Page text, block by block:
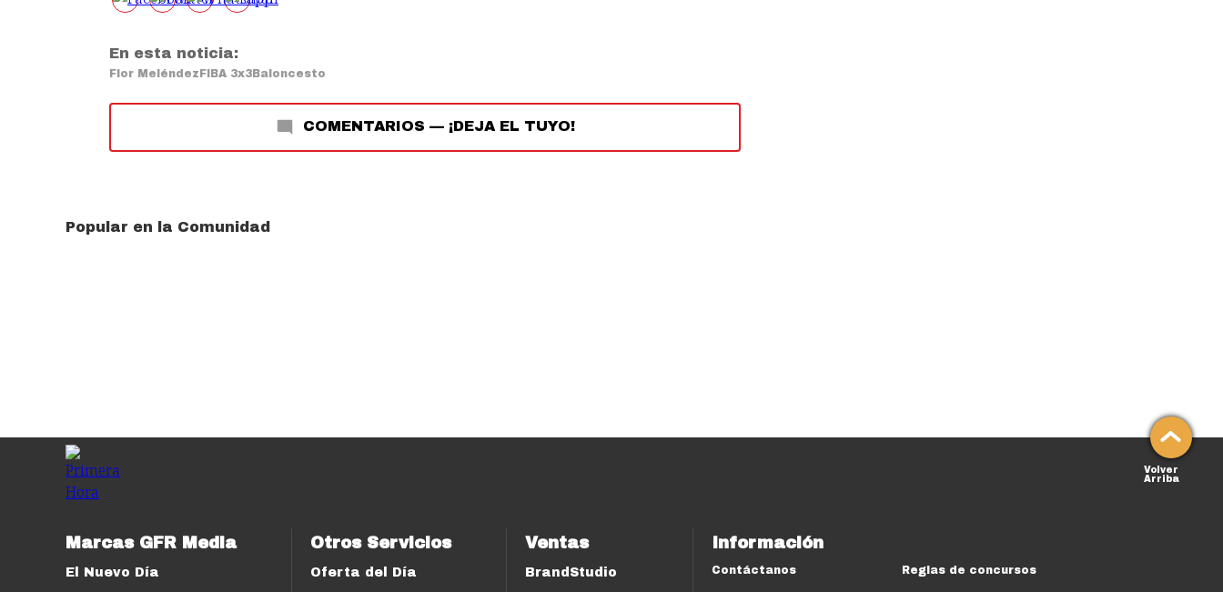
En esta noticia:
Flor Meléndez FIBA 3x3 Baloncesto
COMENTARIOS — ¡DEJA EL TUYO!
Popular en la Comunidad
Volver
Arriba
Marcas GFR Media
El Nuevo Día
Otros Servicios
Oferta del Día
Ventas
BrandStudio
Información
Contáctanos Reglas de concursos